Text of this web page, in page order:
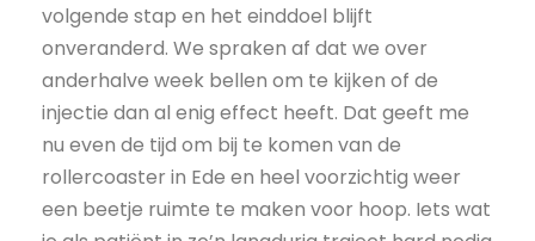
volgende stap en het einddoel blijft
onveranderd. We spraken af dat we over
anderhalve week bellen om te kijken of de
injectie dan al enig effect heeft. Dat geeft me
nu even de tijd om bij te komen van de
rollercoaster in Ede en heel voorzichtig weer
een beetje ruimte te maken voor hoop. Iets wat